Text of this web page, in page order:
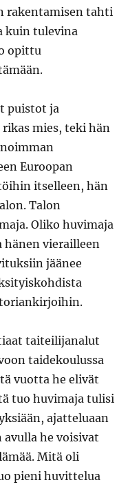
rakentamisen tahti
kuin tulevina
opittu
puistot ja
mies, teki hän
Euroopan
itselleen, hän
Talon
Oliko huvimaja
vierailleen
jäänee
taiteilijanalut
taidekoulussa
vuotta he elivät
tuo huvimaja tulisi
ajatteluaan
he voisivat
Mitä oli
pieni huvittelua